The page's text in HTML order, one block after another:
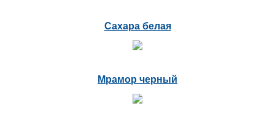
Сахара белая
Мрамор черный